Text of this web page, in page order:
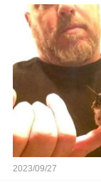
2023/09/27